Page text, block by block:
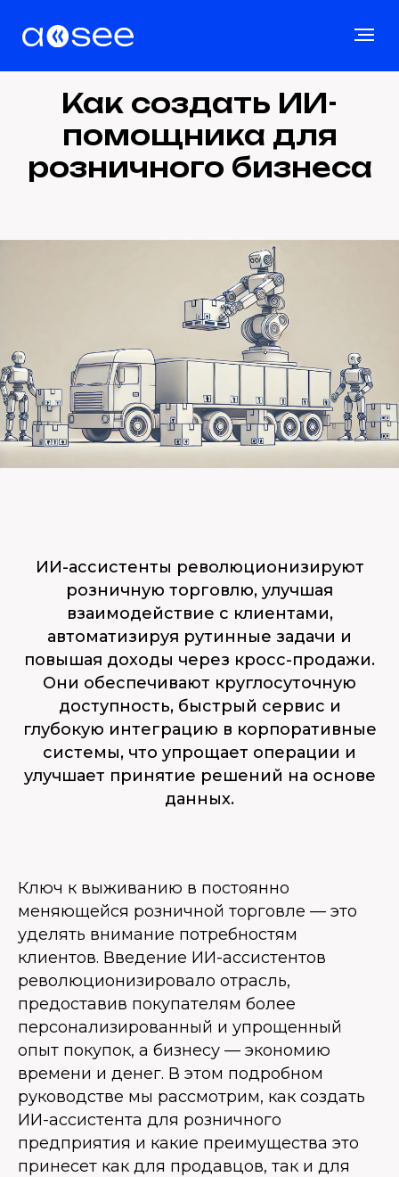
Как создать ИИ-
помощника для
розничного бизнеса
ИИ-ассистенты революционизируют
розничную торговлю, улучшая
взаимодействие с клиентами,
автоматизируя рутинные задачи и
повышая доходы через кросс-продажи.
Они обеспечивают круглосуточную
доступность, быстрый сервис и
глубокую интеграцию в корпоративные
системы, что упрощает операции и
улучшает принятие решений на основе
данных.
Ключ к выживанию в постоянно
меняющейся розничной торговле — это
уделять внимание потребностям
клиентов. Введение ИИ-ассистентов
революционизировало отрасль,
предоставив покупателям более
персонализированный и упрощенный
опыт покупок, а бизнесу — экономию
времени и денег. В этом подробном
руководстве мы рассмотрим, как создать
ИИ-ассистента для розничного
предприятия и какие преимущества это
принесет как для продавцов, так и для